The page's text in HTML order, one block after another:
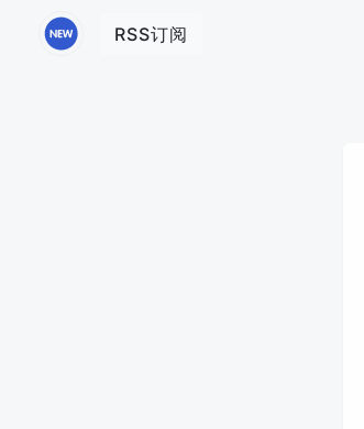
RSS订阅